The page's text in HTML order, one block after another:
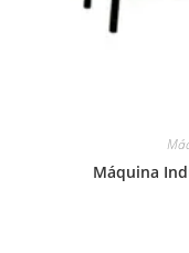
Máquina